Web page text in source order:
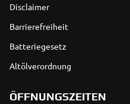
Disclaimer
Barrierefreiheit
Batteriegesetz
Altölverordnung
ÖFFNUNGSZEITEN